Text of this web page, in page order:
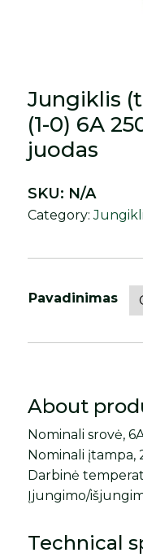
Jungiklis
(1-0) 6A
juodas
Pavadinimas
SKU: N/A
Category:
About
Nominali srovė,
Nominali įtampa,
Darbinė
Įjungimo/
Technical